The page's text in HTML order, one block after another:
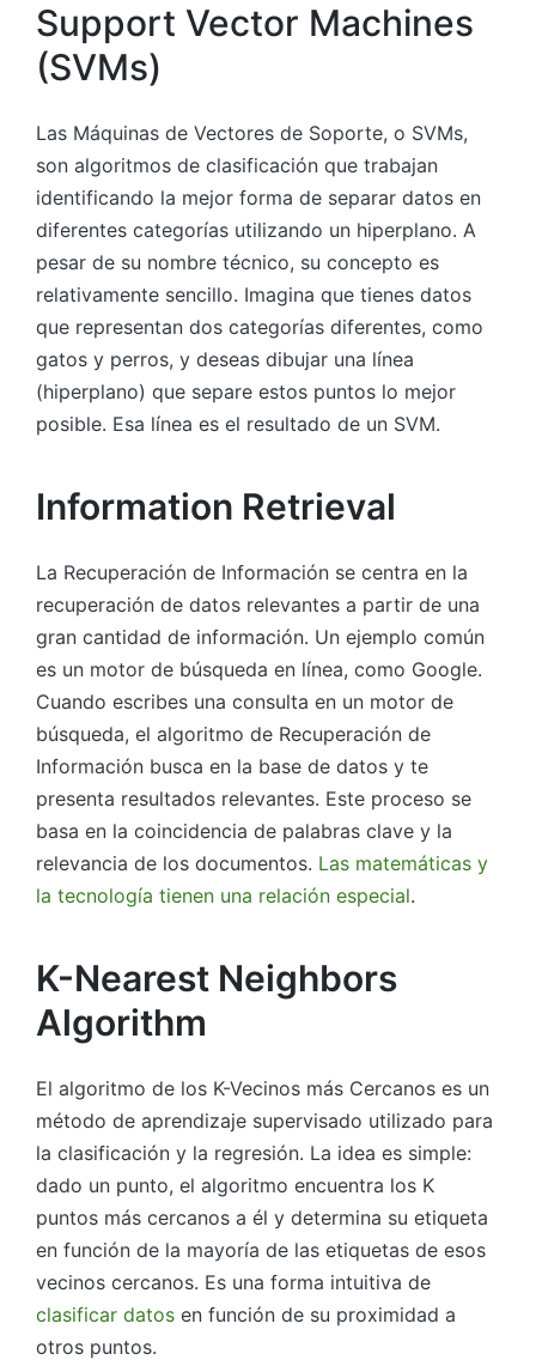
Support Vector Machines
(SVMs)
Las Máquinas de Vectores de Soporte, o SVMs,
son algoritmos de clasificación que trabajan
identificando la mejor forma de separar datos en
diferentes categorías utilizando un hiperplano. A
pesar de su nombre técnico, su concepto es
relativamente sencillo. Imagina que tienes datos
que representan dos categorías diferentes, como
gatos y perros, y deseas dibujar una línea
(hiperplano) que separe estos puntos lo mejor
posible. Esa línea es el resultado de un SVM.
Information Retrieval
La Recuperación de Información se centra en la
recuperación de datos relevantes a partir de una
gran cantidad de información. Un ejemplo común
es un motor de búsqueda en línea, como Google.
Cuando escribes una consulta en un motor de
búsqueda, el algoritmo de Recuperación de
Información busca en la base de datos y te
presenta resultados relevantes. Este proceso se
basa en la coincidencia de palabras clave y la
relevancia de los documentos. Las matemáticas y
la tecnología tienen una relación especial.
K-Nearest Neighbors
Algorithm
El algoritmo de los K-Vecinos más Cercanos es un
método de aprendizaje supervisado utilizado para
la clasificación y la regresión. La idea es simple:
dado un punto, el algoritmo encuentra los K
puntos más cercanos a él y determina su etiqueta
en función de la mayoría de las etiquetas de esos
vecinos cercanos. Es una forma intuitiva de
clasificar datos en función de su proximidad a
otros puntos.